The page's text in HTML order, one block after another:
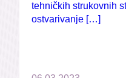
tehničkih strukovnih
ostvarivanje […]